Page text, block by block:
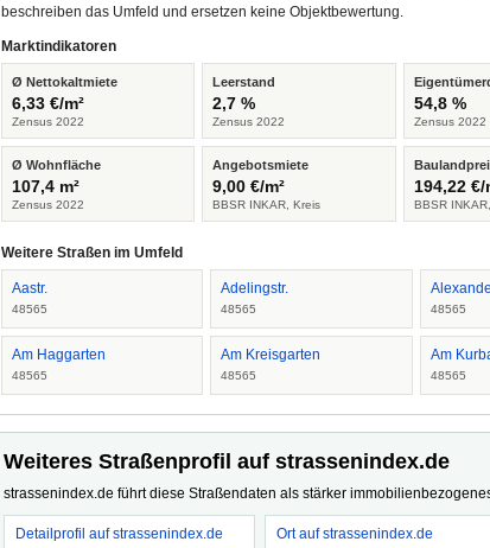
beschreiben das Umfeld und ersetzen keine Objektbewertung.
Marktindikatoren
Ø Nettokaltmiete
6,33 €/m²
Zensus 2022
Leerstand
2,7 %
Zensus 2022
54,8 %
Zensus 2022
Ø Wohnfläche
107,4 m²
Zensus 2022
Angebotsmiete
9,00 €/m²
BBSR INKAR, Kreis
194,22 €/
BBSR
Weitere Straßen im Umfeld
Aastr.
48565
Adelingstr.
48565 48565
Am Haggarten
48565
Am Kreisgarten
48565
Am
48565
Weiteres Straßenprofil auf strassenindex.de
strassenindex.de führt diese Straßendaten als stärker
Detailprofil auf strassenindex.de Ort auf strassenindex.de